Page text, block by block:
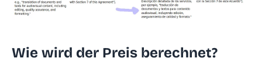
Wie wird der Preis berechnet?